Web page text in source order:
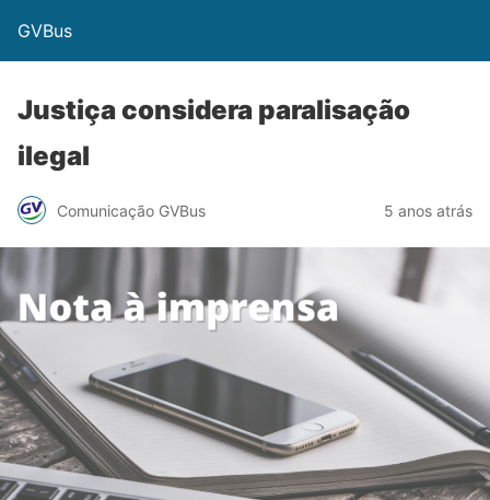
GVBus
Justiça considera paralisação
ilegal
Comunicação GVBus 5 anos atrás